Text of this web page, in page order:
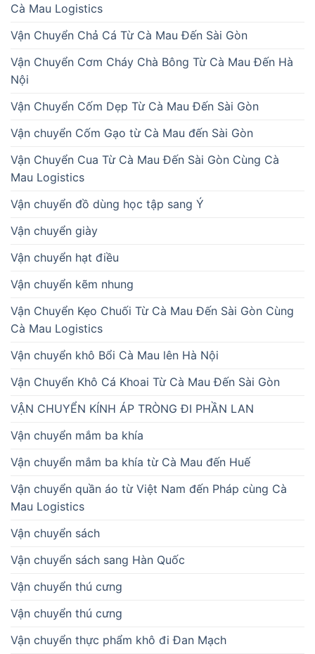
Cà Mau Logistics
Vận Chuyển Chả Cá Từ Cà Mau Đến Sài Gòn
Vận Chuyển Cơm Cháy Chà Bông Từ Cà Mau Đến Hà
Nội
Vận Chuyển Cốm Dẹp Từ Cà Mau Đến Sài Gòn
Vận chuyển Cốm Gạo từ Cà Mau đến Sài Gòn
Vận Chuyển Cua Từ Cà Mau Đến Sài Gòn Cùng Cà
Mau Logistics
Vận chuyển đồ dùng học tập sang Ý
Vận chuyển giày
Vận chuyển hạt điều
Vận chuyển kẽm nhung
Vận Chuyển Kẹo Chuối Từ Cà Mau Đến Sài Gòn Cùng
Cà Mau Logistics
Vận chuyển khô Bổi Cà Mau lên Hà Nội
Vận Chuyển Khô Cá Khoai Từ Cà Mau Đến Sài Gòn
VẬN CHUYỂN KÍNH ÁP TRÒNG ĐI PHẦN LAN
Vận chuyển mắm ba khía
Vận chuyển mắm ba khía từ Cà Mau đến Huế
Vận chuyển quần áo từ Việt Nam đến Pháp cùng Cà
Mau Logistics
Vận chuyển sách
Vận chuyển sách sang Hàn Quốc
Vận chuyển thú cưng
Vận chuyển thú cưng
Vận chuyển thực phẩm khô đi Đan Mạch